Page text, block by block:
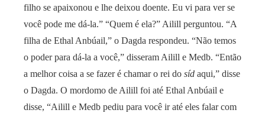
filho se apaixonou e lhe deixou doente. Eu vi para ver se
você pode me dá-la.” “Quem é ela?” Ailill perguntou. “A
filha de Ethal Anbúail,” o Dagda respondeu. “Não temos
o poder para dá-la a você,” disseram Ailill e Medb. “Então
a melhor coisa a se fazer é chamar o rei do síd aqui,” disse
o Dagda. O mordomo de Ailill foi até Ethal Anbúail e
disse, “Ailill e Medb pediu para você ir até eles falar com